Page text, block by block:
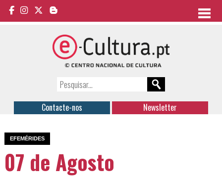
Contacte-nos Newsletter
EFEMÉRIDES
07 de Agosto